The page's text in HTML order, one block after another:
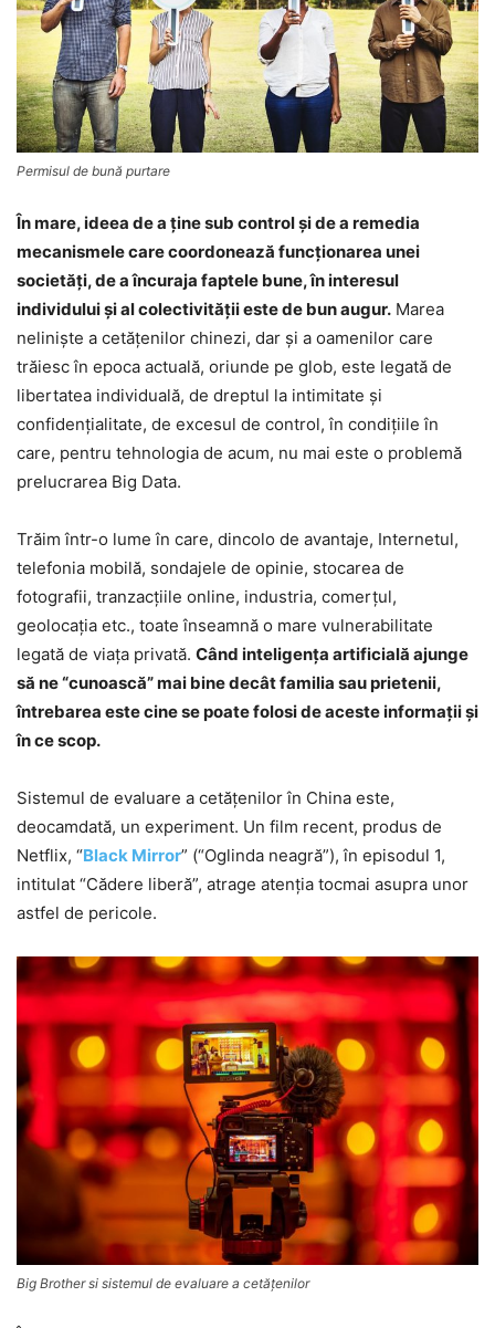
Permisul de bună purtare
În mare, ideea de a ţine sub control şi de a remedia
mecanismele care coordonează funcţionarea unei
societăţi, de a încuraja faptele bune, în interesul
individului şi al colectivităţii este de bun augur. Marea
nelinişte a cetăţenilor chinezi, dar şi a oamenilor care
trăiesc în epoca actuală, oriunde pe glob, este legată de
libertatea individuală, de dreptul la intimitate şi
confidenţialitate, de excesul de control, în condiţiile în
care, pentru tehnologia de acum, nu mai este o problemă
prelucrarea Big Data.
Trăim într-o lume în care, dincolo de avantaje, Internetul,
telefonia mobilă, sondajele de opinie, stocarea de
fotografii, tranzacţiile online, industria, comerţul,
geolocaţia etc., toate înseamnă o mare vulnerabilitate
legată de viaţa privată. Când inteligenţa artificială ajunge
să ne “cunoască” mai bine decât familia sau prietenii,
întrebarea este cine se poate folosi de aceste informaţii şi
în ce scop.
Sistemul de evaluare a cetăţenilor în China este,
deocamdată, un experiment. Un film recent, produs de
Netflix, “Black Mirror” (“Oglinda neagră”), în episodul 1,
intitulat “Cădere liberă”, atrage atenţia tocmai asupra unor
astfel de pericole.
Big Brother si sistemul de evaluare a cetăţenilor